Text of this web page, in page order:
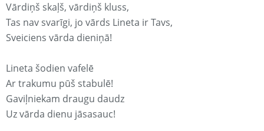
Vārdiņš skaļš, vārdiņš kluss,
Tas nav svarīgi, jo vārds Lineta ir Tavs,
Sveiciens vārda dieniņā!
Lineta šodien vafelē
Ar trakumu pūš stabulē!
Gaviļniekam draugu daudz
Uz vārda dienu jāsasauc!